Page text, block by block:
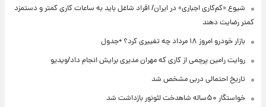
شیوع «کم‌کاری اجباری» در ایران/ افراد شاغل باید به ساعات کاری کمتر و دستمزد
کمتر رضایت دهند
بازار خودرو امروز ۱۸ مرداد چه تغییری کرد؟ +جدول
روایت رامین پرچمی از کاری که مهران مدیری برایش انجام داد/ویدیو
تاریخ احتمالی دربی مشخص شد
خواستگار ۵۰ساله شاهدخت لئونور بازداشت شد